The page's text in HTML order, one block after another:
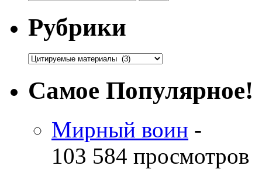
Рубрики
Самое Популярное!
Мирный воин -
103 584 просмотров